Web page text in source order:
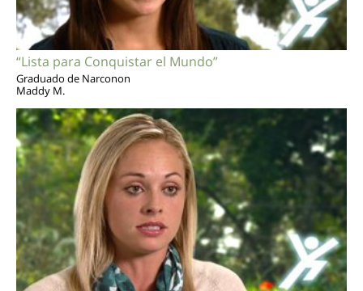
“Lista para Conquistar el Mundo”
Graduado de Narconon
Maddy M.